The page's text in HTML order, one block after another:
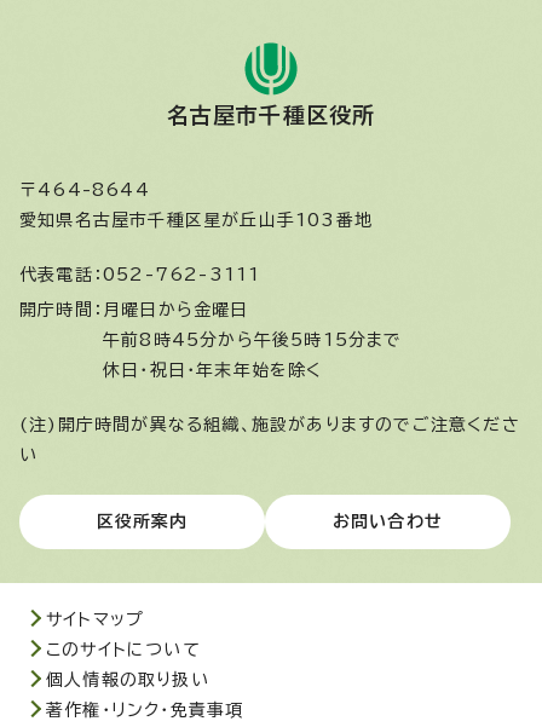
名古屋市千種区役所
〒464-8644
愛知県名古屋市千種区星が丘山手103番地
代表電話： 052-762-3111
開庁時間： 月曜日から金曜日
午前8時45分から午後5時15分まで
休日・祝日・年末年始を除く
(注)開庁時間が異なる組織、施設がありますのでご注意くださ
い
区役所案内 お問い合わせ
サイトマップ
このサイトについて
個人情報の取り扱い
著作権・リンク・免責事項